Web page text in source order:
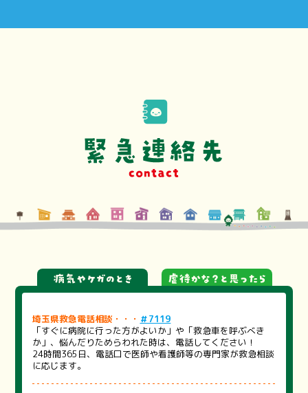
埼玉県救急電話相談・・・ ＃7119
「すぐに病院に行った方がよいか」や「救急車を呼ぶべき
か」、悩んだりためらわれた時は、電話してください！
24時間365日、電話口で医師や看護師等の専門家が救急相談
に応じます。